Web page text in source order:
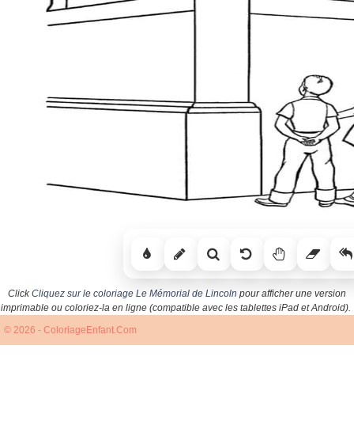
ClickCliquez sur le coloriage Le Mémorial de Lincoln pour afficher une version
imprimable ou coloriez-la en ligne (compatible avec les tablettes iPad et Android).
© 2026 - ColoriageEnfant.Com